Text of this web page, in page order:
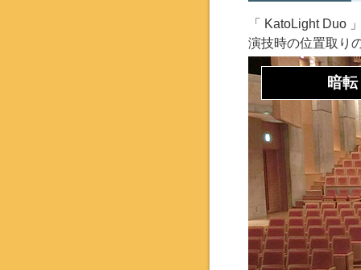
「 KatoLight Duo
演技時の位置取り
暗転